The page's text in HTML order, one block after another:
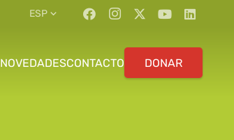
ESP
NOVEDADESCONTACTO DONAR